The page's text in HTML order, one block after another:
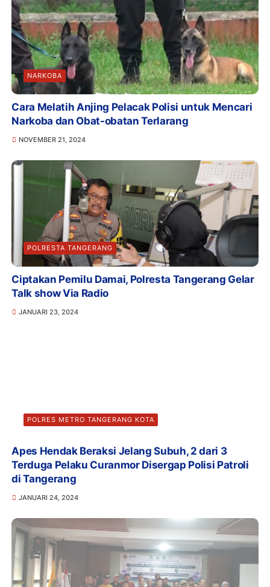
NARKOBA
Cara Melatih Anjing Pelacak Polisi untuk Mencari
Narkoba dan Obat-obatan Terlarang
NOVEMBER 21, 2024
POLRESTA TANGERANG
Ciptakan Pemilu Damai, Polresta Tangerang Gelar
Talk show Via Radio
JANUARI 23, 2024
POLRES METRO TANGERANG KOTA
Apes Hendak Beraksi Jelang Subuh, 2 dari 3
Terduga Pelaku Curanmor Disergap Polisi Patroli
di Tangerang
JANUARI 24, 2024